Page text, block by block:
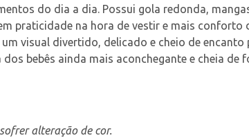
do dia a dia. Possui gola redonda,
praticidade na hora de vestir e mais conforto
visual divertido, delicado e cheio de encanto
bebês ainda mais aconchegante e cheia de
alteração de cor.